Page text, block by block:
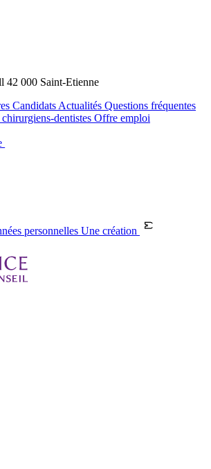
42 000 Saint-Etienne
Candidats Actualités Questions fréquentes
dentistes Offre emploi
personnelles Une création